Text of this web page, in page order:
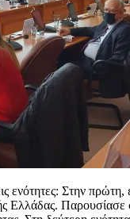
ενότητες: Στην πρώτη,
Παρουσίασε